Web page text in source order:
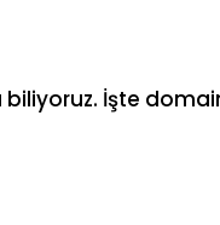
İşte